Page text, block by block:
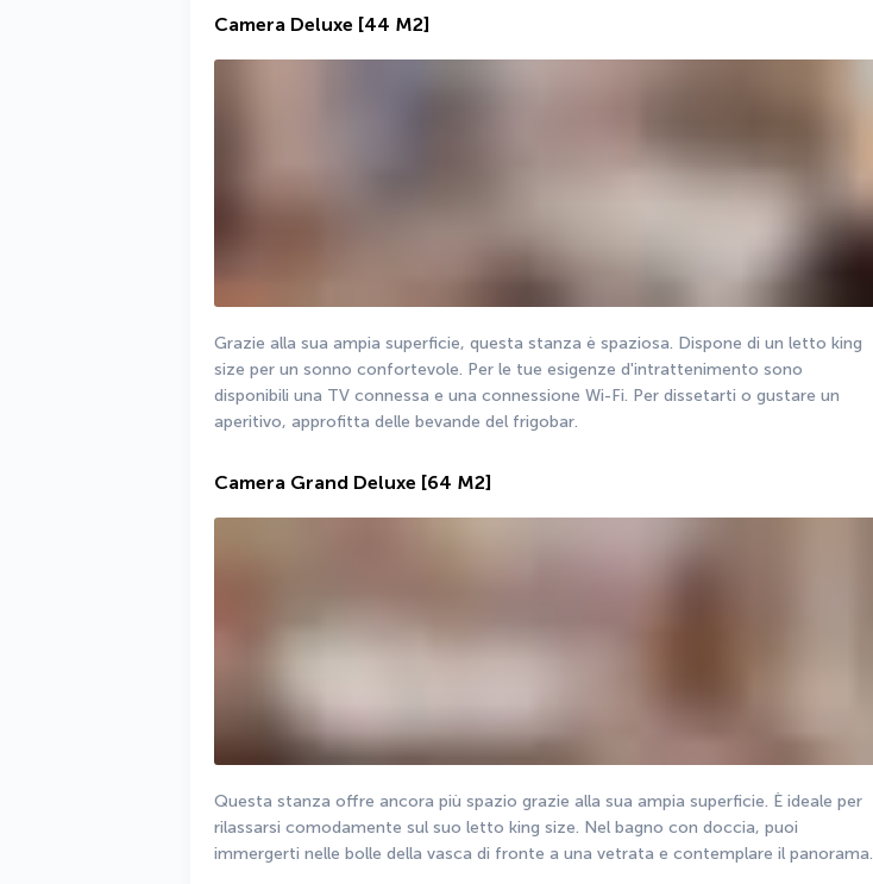
Camera Deluxe [44 M2]
Grazie alla sua ampia superficie, questa stanza è spaziosa. Dispone di un letto king
size per un sonno confortevole. Per le tue esigenze d'intrattenimento sono
disponibili una TV connessa e una connessione Wi-Fi. Per dissetarti o gustare un
aperitivo, approfitta delle bevande del frigobar.
Camera Grand Deluxe [64 M2]
Questa stanza offre ancora più spazio grazie alla sua ampia superficie. È ideale per
rilassarsi comodamente sul suo letto king size. Nel bagno con doccia, puoi
immergerti nelle bolle della vasca di fronte a una vetrata e contemplare il panorama.